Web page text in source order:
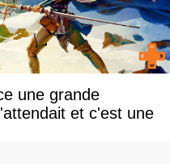
une grande
et c'est une